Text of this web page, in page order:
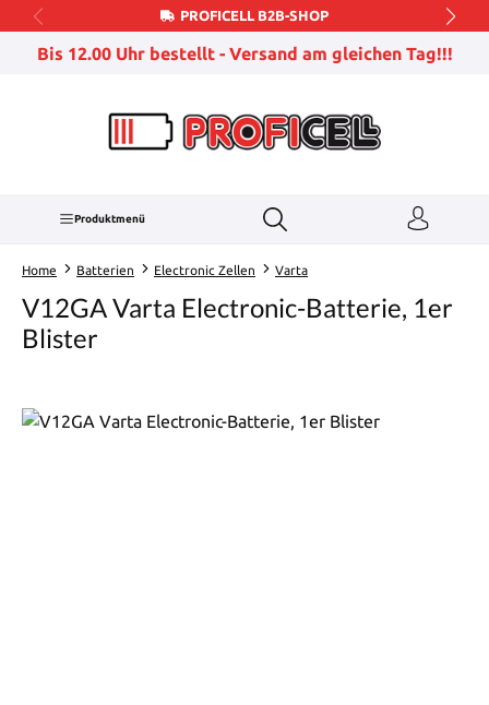
Zum Hauptinhalt springenPROFICELL B2B-SHOP
Bis 12.00 Uhr bestellt - Versand am gleichen Tag!!!
Produktmenü
Home Batterien Electronic Zellen Varta
V12GA Varta Electronic-Batterie, 1er
Blister